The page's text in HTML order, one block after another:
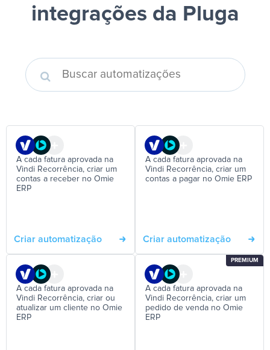
integrações da Pluga
A cada fatura aprovada na
Vindi Recorrência, criar um
contas a receber no Omie
ERP
Criar automatização
A cada fatura aprovada na
Vindi Recorrência, criar um
contas a pagar no Omie ERP
Criar automatização
A cada fatura aprovada na
Vindi Recorrência, criar ou
atualizar um cliente no Omie
ERP
PREMIUM
A cada fatura aprovada na
Vindi Recorrência, criar um
pedido de venda no Omie
ERP